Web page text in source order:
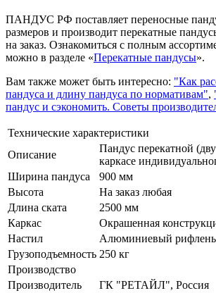
ПАНДУС РФ поставляет переносные
размеров и производит перекатные
на заказ. Ознакомиться с полным
можно в разделе «Перекатные пандусы».
Вам также может быть интересно: "Как
пандуса и длину пандуса по нормативам",
пандус и сэкономить. Советы
Технические характеристики
Описание
Пандус перекатной
каркасе
Ширина пандуса
900 мм
Высота
На заказ любая
Длина ската
2500 мм
Каркас
Окрашенная
Настил
Алюминиевый
Грузоподъемность 250 кг
Производство
Производитель
ГК "РЕТАЙЛ", Россия